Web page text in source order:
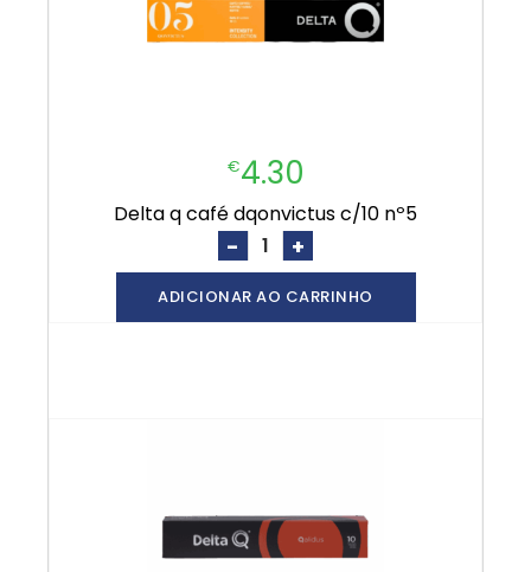
€4.30
delta q café dqonvictus c/10 nº5
- +
ADICIONAR AO CARRINHO